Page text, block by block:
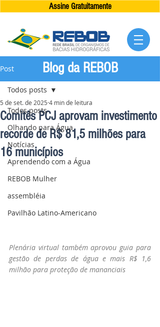
Assine Gratuitamente
Post
Todos posts
Olhando para Água
Notícias
Aprendendo com a Água
REBOB Mulher
assembléia
Pavilhão Latino-Americano
Todos posts
Comitês PCJ aprovam investimento
recorde de R$ 81,5 milhões para
16 municípios
5 de set. de 2025 4 min de leitura
Plenária virtual também aprovou guia para
gestão de perdas de água e mais R$ 1,6
milhão para proteção de mananciais
Blog da REBOB